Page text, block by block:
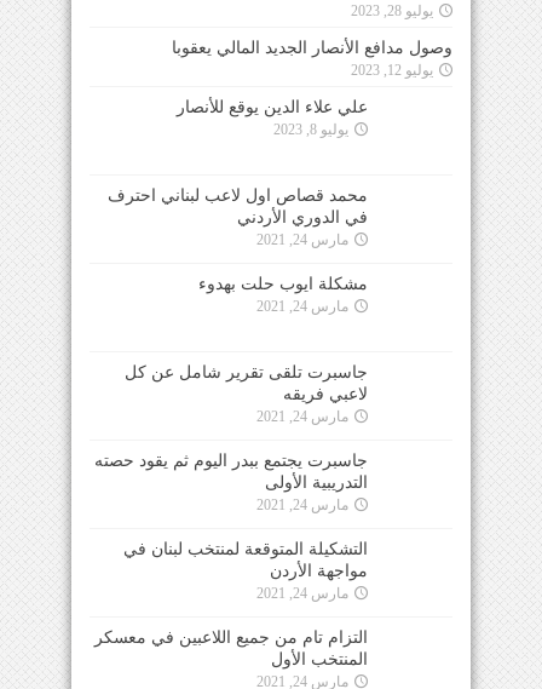
يوليو 28, 2023
وصول مدافع الأنصار الجديد المالي يعقوبا
يوليو 12, 2023
علي علاء الدين يوقع للأنصار
يوليو 8, 2023
محمد قصاص اول لاعب لبناني احترف
في الدوري الأردني
مارس 24, 2021
مشكلة ايوب حلت بهدوء
مارس 24, 2021
جاسبرت تلقى تقرير شامل عن كل
لاعبي فريقه
مارس 24, 2021
جاسبرت يجتمع ببدر اليوم ثم يقود حصته
التدريبية الأولى
مارس 24, 2021
التشكيلة المتوقعة لمنتخب لبنان في
مواجهة الأردن
مارس 24, 2021
التزام تام من جميع اللاعبين في معسكر
المنتخب الأول
مارس 24, 2021